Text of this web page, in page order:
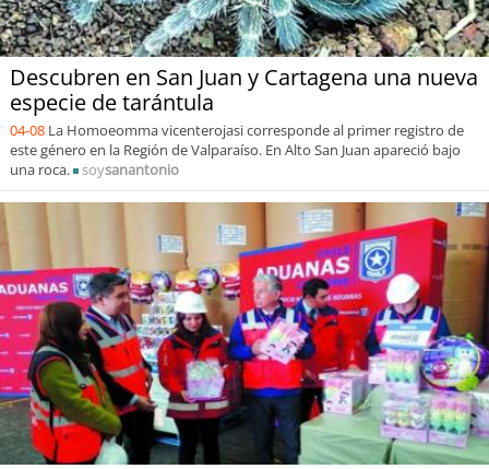
Descubren en San Juan y Cartagena una nueva
especie de tarántula
04-08 La Homoeomma vicenterojasi corresponde al primer registro de
este género en la Región de Valparaíso. En Alto San Juan apareció bajo
una roca.
soysanantonio